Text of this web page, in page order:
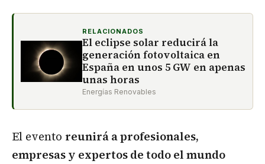
RELACIONADOS
El eclipse solar reducirá la
generación fotovoltaica en
España en unos 5 GW en apenas
unas horas
Energías Renovables
El evento reunirá a profesionales,
empresas y expertos de todo el mundo